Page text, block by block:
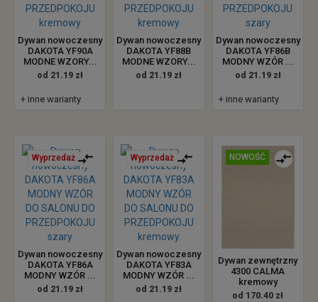
Dywan nowoczesny
DAKOTA YF90A
MODNE WZORY...
od 21.19 zł
+ inne warianty
Dywan nowoczesny
DAKOTA YF88B
MODNE WZORY...
od 21.19 zł
Dywan nowoczesny
DAKOTA YF86B
MODNY WZÓR ...
od 21.19 zł
+ inne warianty
Wyprzedaż
Dywan nowoczesny
DAKOTA YF86A
MODNY WZÓR ...
od 21.19 zł
Wyprzedaż
Dywan nowoczesny
DAKOTA YF83A
MODNY WZÓR ...
od 21.19 zł
NOWOŚĆ
Dywan zewnętrzny
4300 CALMA
kremowy
od 170.40 zł